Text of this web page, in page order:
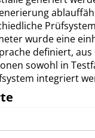
wurde eine
definiert,
sowohl in
integriert